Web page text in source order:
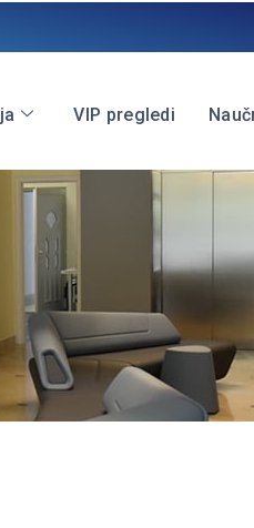
VIP pregledi